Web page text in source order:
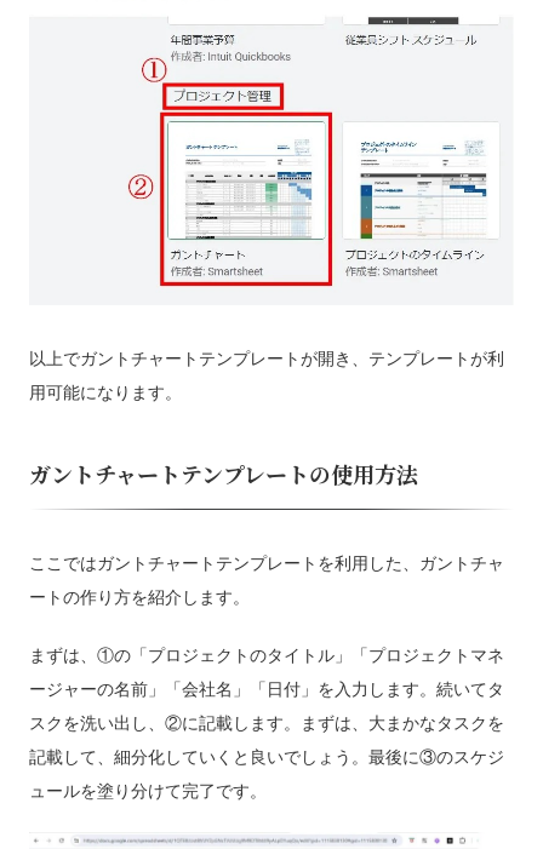
以上でガントチャートテンプレートが開き、テンプレートが利
用可能になります。
ガントチャートテンプレートの使用方法
ここではガントチャートテンプレートを利用した、ガントチャ
ートの作り方を紹介します。
まずは、①の「プロジェクトのタイトル」「プロジェクトマネ
ージャーの名前」「会社名」「日付」を入力します。続いてタ
スクを洗い出し、②に記載します。まずは、大まかなタスクを
記載して、細分化していくと良いでしょう。最後に③のスケジ
ュールを塗り分けて完了です。